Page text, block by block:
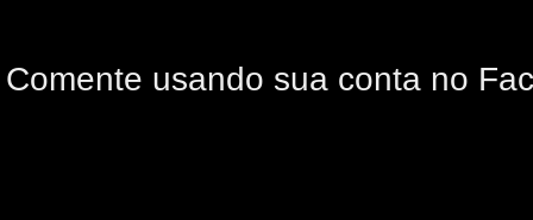
Comente usando sua conta no